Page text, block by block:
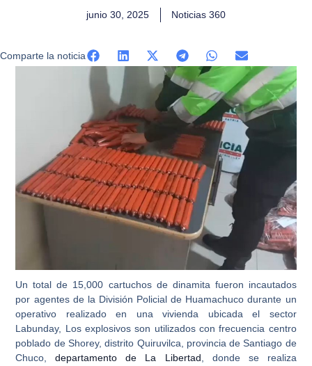
junio 30, 2025 Noticias 360
Comparte la noticia
Un total de 15,000 cartuchos de dinamita fueron incautados
por agentes de la División Policial de Huamachuco durante un
operativo realizado en una vivienda ubicada el sector
Labunday, Los explosivos son utilizados con frecuencia centro
poblado de Shorey, distrito Quiruvilca, provincia de Santiago de
Chuco,departamento de La Libertad , donde se realiza